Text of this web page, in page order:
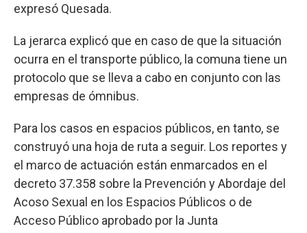
expresó Quesada.
La jerarca explicó que en caso de que la situación
ocurra en el transporte público, la comuna tiene un
protocolo que se lleva a cabo en conjunto con las
empresas de ómnibus.
Para los casos en espacios públicos, en tanto, se
construyó una hoja de ruta a seguir. Los reportes y
el marco de actuación están enmarcados en el
decreto 37.358 sobre la Prevención y Abordaje del
Acoso Sexual en los Espacios Públicos o de
Acceso Público aprobado por la Junta